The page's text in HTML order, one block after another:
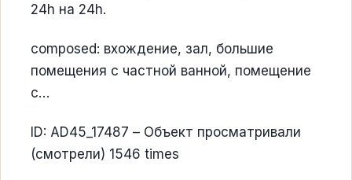
24h на 24h.
composed: вхождение, зал, большие
помещения с частной ванной, помещение
с…
ID: AD45_17487 – Объект просматривали
(смотрели) 1546 times